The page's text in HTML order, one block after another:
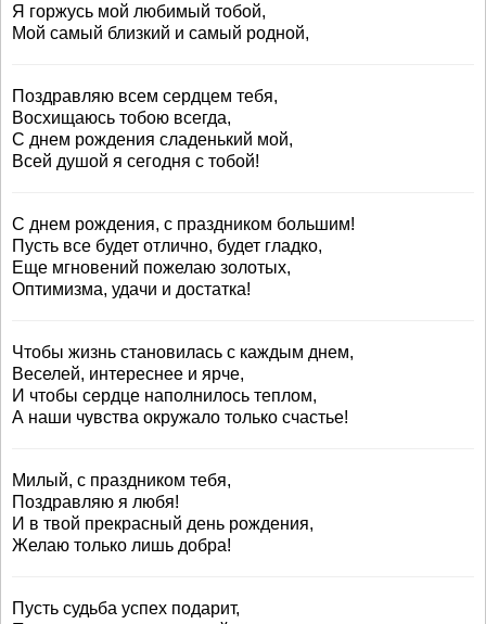
Я горжусь мой любимый тобой,
Мой самый близкий и самый родной,
Поздравляю всем сердцем тебя,
Восхищаюсь тобою всегда,
С днем рождения сладенький мой,
Всей душой я сегодня с тобой!
С днем рождения, с праздником большим!
Пусть все будет отлично, будет гладко,
Еще мгновений пожелаю золотых,
Оптимизма, удачи и достатка!
Чтобы жизнь становилась с каждым днем,
Веселей, интереснее и ярче,
И чтобы сердце наполнилось теплом,
А наши чувства окружало только счастье!
Милый, с праздником тебя,
Поздравляю я любя!
И в твой прекрасный день рождения,
Желаю только лишь добра!
Пусть судьба успех подарит,